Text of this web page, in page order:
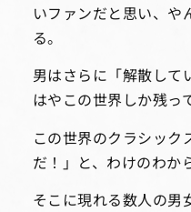
いファンだと思い、や
る。
男はさらに「解散して
はやこの世界しか残っ
この世界のクラシック
だ！」と、わけのわか
そこに現れる数人の男